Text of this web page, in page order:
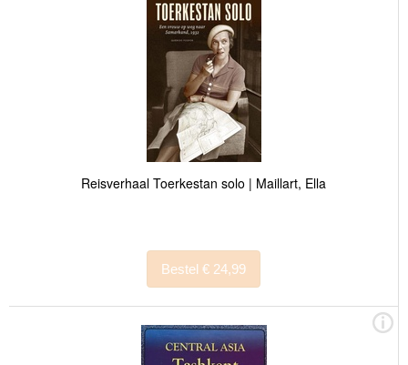
Reisverhaal Toerkestan solo | Maillart, Ella
Bestel € 24,99